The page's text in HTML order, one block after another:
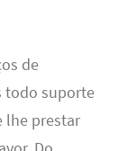
de
todo suporte
lhe prestar